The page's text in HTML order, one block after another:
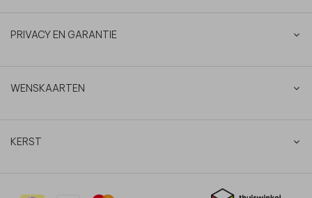
PRIVACY EN GARANTIE
WENSKAARTEN
KERST